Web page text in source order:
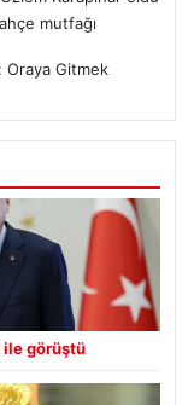
mutfağı
Oraya Gitmek
ile görüştü